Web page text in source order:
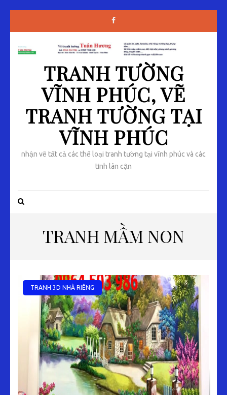
TRANH TƯỜNG
VĨNH PHÚC, VẼ
TRANH TƯỜNG TẠI
VĨNH PHÚC
nhận vẽ tất cả các thể loại tranh tường tại vĩnh phúc và các
tỉnh lân cận
TRANH MẦM NON
TRANH 3D NHÀ RIÊNG